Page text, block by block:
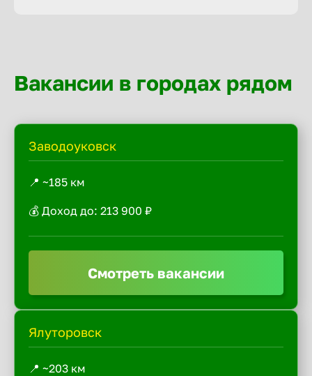
Вакансии в городах рядом
Заводоуковск
📍 ~185 км
💰 Доход до: 213 900 ₽
Смотреть вакансии
Ялуторовск
📍 ~203 км